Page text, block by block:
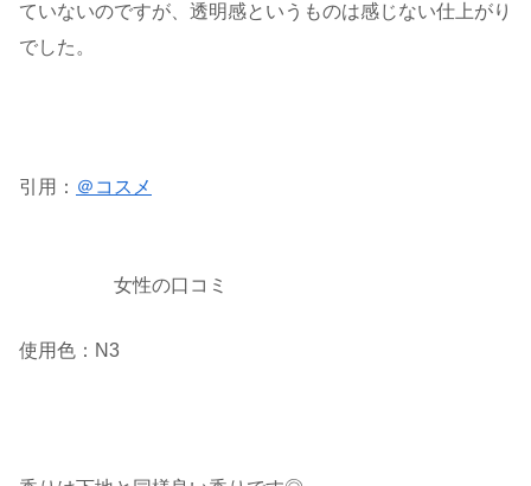
ていないのですが、透明感というものは感じない仕上がり
でした。
引用： ＠コスメ
女性の口コミ
使用色：N3